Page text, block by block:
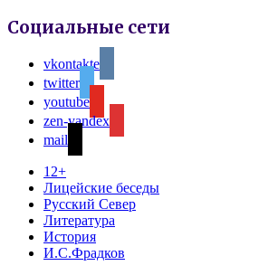
Социальные сети
vkontakte
twitter
youtube
zen-yandex
mail
12+
Лицейские беседы
Русский Север
Литература
История
И.С.Фрадков